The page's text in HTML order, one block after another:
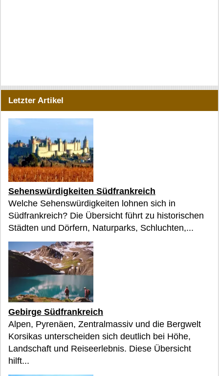
Letzter Artikel
Sehenswürdigkeiten Südfrankreich
Welche Sehenswürdigkeiten lohnen sich in
Südfrankreich? Die Übersicht führt zu historischen
Städten und Dörfern, Naturparks, Schluchten,...
Gebirge Südfrankreich
Alpen, Pyrenäen, Zentralmassiv und die Bergwelt
Korsikas unterscheiden sich deutlich bei Höhe,
Landschaft und Reiseerlebnis. Diese Übersicht
hilft...